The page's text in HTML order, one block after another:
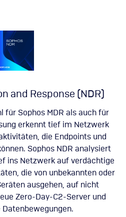
and Response (NDR)
für Sophos MDR als auch für
erkennt tief im Netzwerk
die Endpoints und
Sophos NDR analysiert
ins Netzwerk auf verdächtige
die von unbekannten oder
ausgehen, auf nicht
Zero-Day-C2-Server und